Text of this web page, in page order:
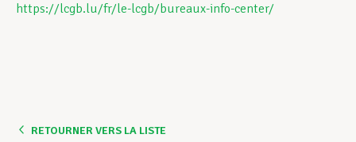
https://lcgb.lu/fr/le-lcgb/bureaux-info-center/
RETOURNER VERS LA LISTE